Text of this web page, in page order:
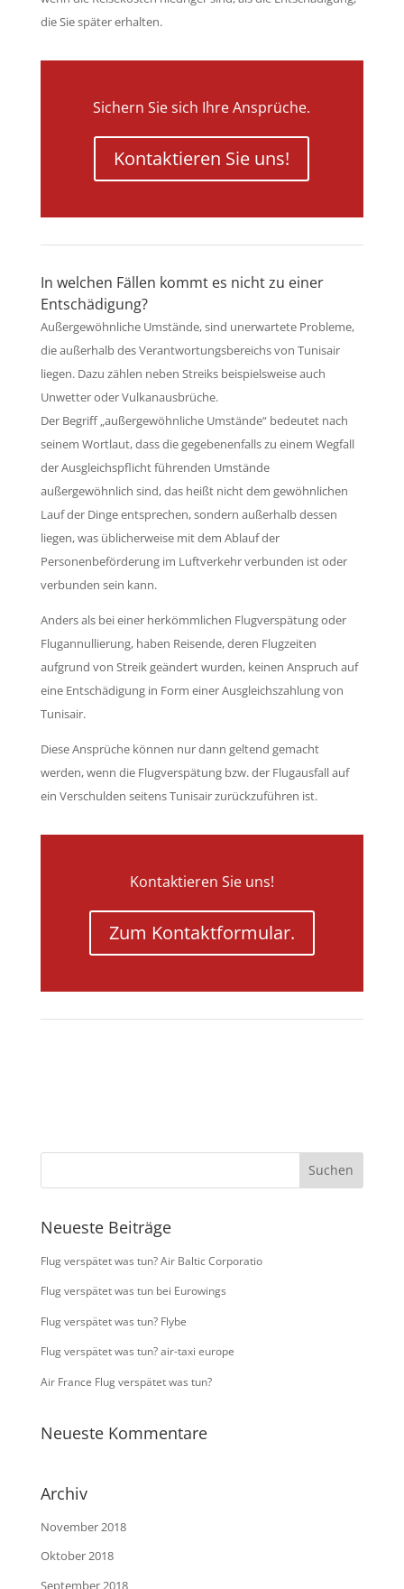
die Sie später erhalten.
Sichern Sie sich Ihre Ansprüche.
Kontaktieren Sie uns!
In welchen Fällen kommt es nicht zu einer
Entschädigung?
Außergewöhnliche Umstände, sind unerwartete Probleme,
die außerhalb des Verantwortungsbereichs von Tunisair
liegen. Dazu zählen neben Streiks beispielsweise auch
Unwetter oder Vulkanausbrüche.
Der Begriff „außergewöhnliche Umstände“ bedeutet nach
seinem Wortlaut, dass die gegebenenfalls zu einem Wegfall
der Ausgleichspflicht führenden Umstände
außergewöhnlich sind, das heißt nicht dem gewöhnlichen
Lauf der Dinge entsprechen, sondern außerhalb dessen
liegen, was üblicherweise mit dem Ablauf der
Personenbeförderung im Luftverkehr verbunden ist oder
verbunden sein kann.
Anders als bei einer herkömmlichen Flugverspätung oder
Flugannullierung, haben Reisende, deren Flugzeiten
aufgrund von Streik geändert wurden, keinen Anspruch auf
eine Entschädigung in Form einer Ausgleichszahlung von
Tunisair.
Diese Ansprüche können nur dann geltend gemacht
werden, wenn die Flugverspätung bzw. der Flugausfall auf
ein Verschulden seitens Tunisair zurückzuführen ist.
Kontaktieren Sie uns!
Zum Kontaktformular.
Neueste Beiträge
Flug verspätet was tun? Air Baltic Corporatio
Flug verspätet was tun bei Eurowings
Flug verspätet was tun? Flybe
Flug verspätet was tun? air-taxi europe
Air France Flug verspätet was tun?
Neueste Kommentare
Archiv
November 2018
Oktober 2018
September 2018